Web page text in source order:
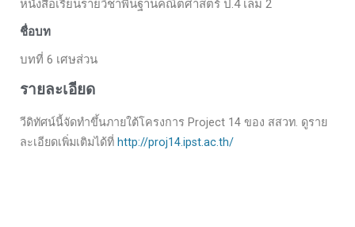
หนังสือเรียนรายวิชาพื้นฐานคณิตศาสตร์ ป.4 เล่ม 2
ชื่อบท
บทที่ 6 เศษส่วน
รายละเอียด
วีดิทัศน์นี้จัดทำขึ้นภายใต้โครงการ Project 14 ของ สสวท. ดูราย
ละเอียดเพิ่มเติมได้ที่ http://proj14.ipst.ac.th/